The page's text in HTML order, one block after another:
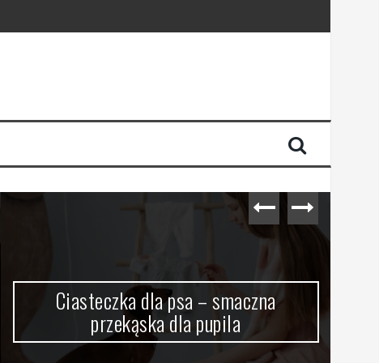
Ciasteczka dla psa – smaczna
przekąska dla pupila